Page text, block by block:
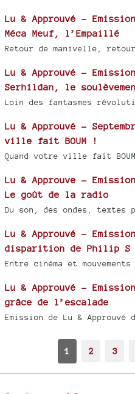
Lu & Approuvé -
Méca Meuf, l’Empaillé
Retour de manivelle,
Lu & Approuvé -
Serhildan, le
Loin des fantasmes
Lu & Approuvé -
ville fait BOUM !
Quand votre ville fait
Lu & Approuve -
Le goût de la radio
Du son, des ondes, textes
Lu & Approuvé -
disparition de Philip S
Entre cinéma et
Lu & Approuvé -
grâce de l’escalade
Emission de Lu & Approuvé
1 2 3